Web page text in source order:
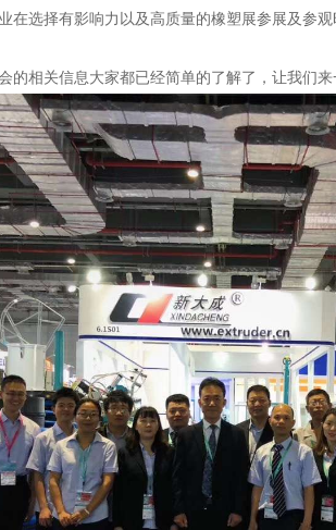
在选择有影响力以及高质量的橡塑展参展及参
的相关信息大家都已经简单的了解了，让我们